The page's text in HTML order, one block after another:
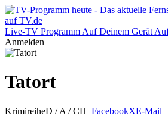
Live-TV Programm Auf Deinem Gerät
Anmelden
Tatort
KrimireiheD / A / CH FacebookXE-Mail